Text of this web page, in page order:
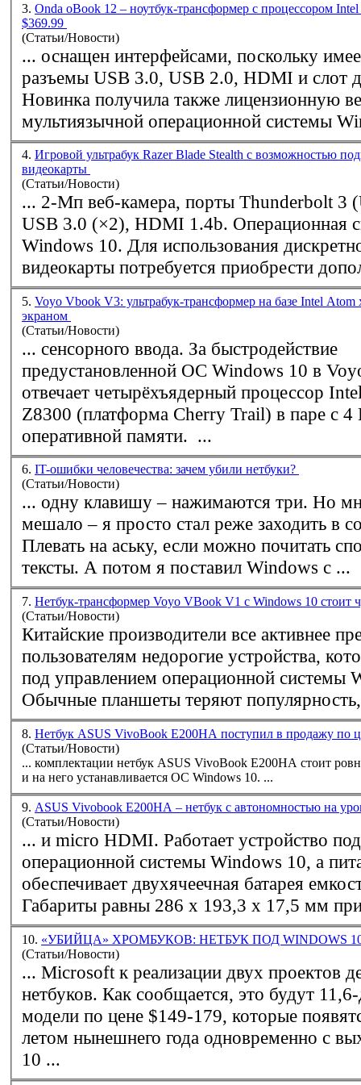
3. Onda oBook 12 – ноутбук-трансформер с процессором
$369.99
(Статьи/Новости)
... оснащен интерфейсами, поскольку
разъемы USB 3.0, USB 2.0, HDMI и слот
Новинка получила также лицензионную
мультиязычной операционной системы
4. Игровой ультрабук Razer Blade Stealth с возможностью
видеокарты
(Статьи/Новости)
... 2-Мп веб-камера, порты Thunderbolt 3
USB 3.0 (×2), HDMI 1.4b. Операционная
Windows 10. Для использования дискретной десктоп-
видеокарты потребуется приобрести
5. Voyo Vbook V3: ультрабук-трансформер на базе Intel
экраном
(Статьи/Новости)
... сенсорного ввода. За быстродействие
предустановленной ОС Windows 10 в
отвечает четырёхъядерный процессор
Z8300 (платформа Cherry Trail) в паре с 4
оперативной памяти. ...
6. IT-ошибки человечества: зачем убили нетбуки?
(Статьи/Новости)
... одну клавишу – нажимаются три. Но
мешало – я просто стал реже заходить в
Плевать на аську, если можно почитать
тексты. А потом я поставил Windows с ...
7. Нетбук-трансформер Voyo VBook V1 с Windows 10 стоит
(Статьи/Новости)
Китайские производители все активнее
пользователям недорогие устройства,
под управлением операционной системы
Обычные планшеты теряют популярность,
8. Нетбук ASUS VivoBook E200HA поступил в продажу по
(Статьи/Новости)
... комплектации нетбук ASUS VivoBook E200HA стоит ровно 200 долларов США,
и на него устанавливается ОС Windows 10. ...
9. ASUS Vivobook E200HA – нетбук с автономностью на
(Статьи/Новости)
... и micro HDMI. Работает устройство под управлением
операционной системы Windows 10, а
обеспечивает двухячеечная батарея
Габариты равны 286 x 193,3 x 17,5 мм
10. «УБИЙЦА» ХРОМБУКОВ: НЕТБУК ПОД WINDOWS
(Статьи/Новости)
... Microsoft к реализации двух проектов
нетбуков. Как сообщается, это будут
модели по цене $149-179, которые
летом нынешнего года одновременно с
10 ...